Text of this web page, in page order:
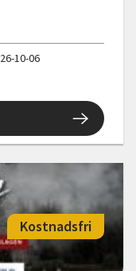
10-06
Kostnadsfri